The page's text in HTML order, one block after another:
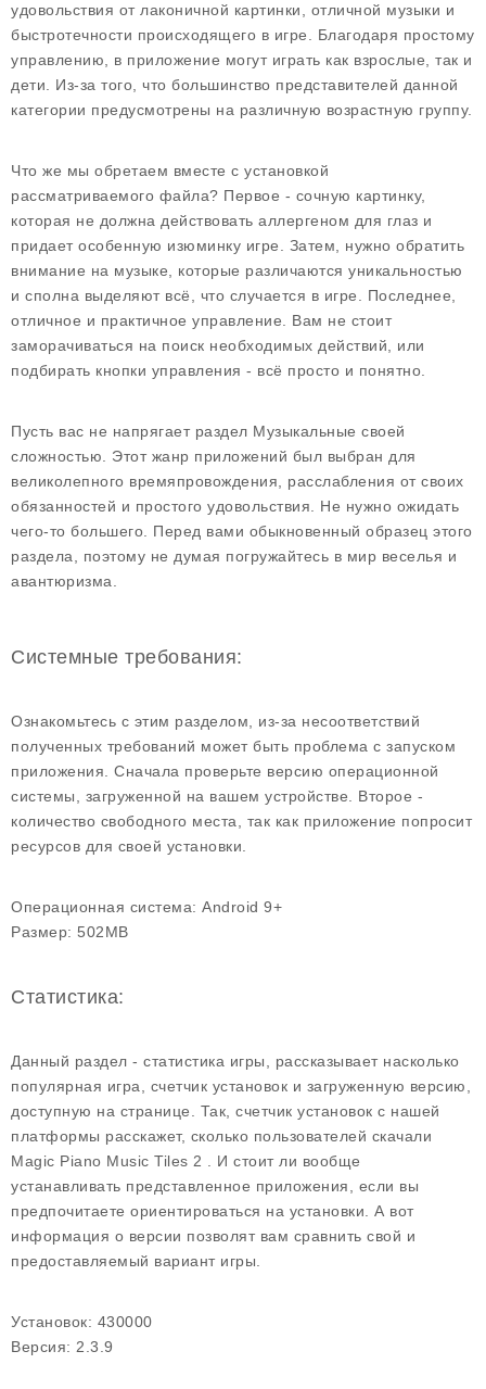
удовольствия от лаконичной картинки, отличной музыки и
быстротечности происходящего в игре. Благодаря простому
управлению, в приложение могут играть как взрослые, так и
дети. Из-за того, что большинство представителей данной
категории предусмотрены на различную возрастную группу.
Что же мы обретаем вместе с установкой
рассматриваемого файла? Первое - сочную картинку,
которая не должна действовать аллергеном для глаз и
придает особенную изюминку игре. Затем, нужно обратить
внимание на музыке, которые различаются уникальностью
и сполна выделяют всё, что случается в игре. Последнее,
отличное и практичное управление. Вам не стоит
заморачиваться на поиск необходимых действий, или
подбирать кнопки управления - всё просто и понятно.
Пусть вас не напрягает раздел Музыкальные своей
сложностью. Этот жанр приложений был выбран для
великолепного времяпровождения, расслабления от своих
обязанностей и простого удовольствия. Не нужно ожидать
чего-то большего. Перед вами обыкновенный образец этого
раздела, поэтому не думая погружайтесь в мир веселья и
авантюризма.
Системные требования:
Ознакомьтесь с этим разделом, из-за несоответствий
полученных требований может быть проблема с запуском
приложения. Сначала проверьте версию операционной
системы, загруженной на вашем устройстве. Второе -
количество свободного места, так как приложение попросит
ресурсов для своей установки.
Операционная система: Android 9+
Размер: 502MB
Статистика:
Данный раздел - статистика игры, рассказывает насколько
популярная игра, счетчик установок и загруженную версию,
доступную на странице. Так, счетчик установок с нашей
платформы расскажет, сколько пользователей скачали
Magic Piano Music Tiles 2 . И стоит ли вообще
устанавливать представленное приложения, если вы
предпочитаете ориентироваться на установки. А вот
информация о версии позволят вам сравнить свой и
предоставляемый вариант игры.
Установок: 430000
Версия: 2.3.9